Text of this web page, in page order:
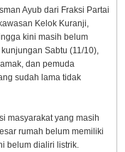
Ayub dari Fraksi Partai
Kelok Kuranji,
kini masih belum
Sabtu (11/10),
dan pemuda
sudah lama tidak
masyarakat yang masih
rumah belum memiliki
belum dialiri listrik.